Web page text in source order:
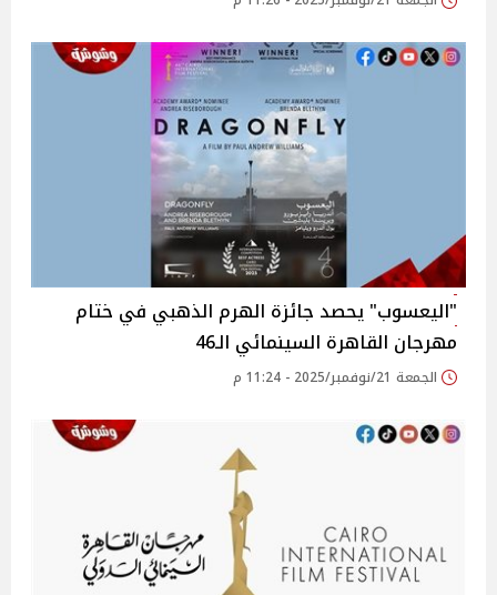
"اليعسوب" يحصد جائزة الهرم الذهبي في ختام
مهرجان القاهرة السينمائي الـ46
الجمعة 21/نوفمبر/2025 - 11:24 م